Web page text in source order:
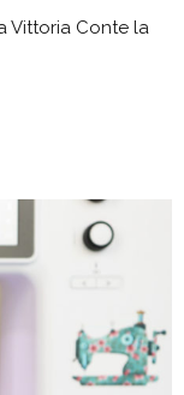
Vittoria Conte la